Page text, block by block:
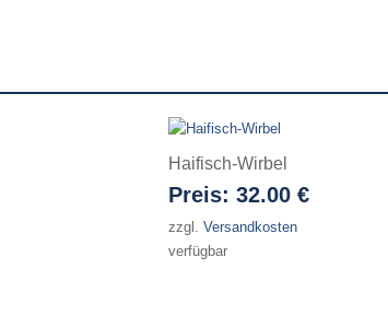
Haifisch-Wirbel
Preis: 32.00 €
zzgl. Versandkosten
verfügbar